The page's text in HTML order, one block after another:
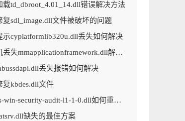
载td_dbroot_4.01_14.dll错误解决方法
复sdl_image.dll文件被破坏的问题
示cyplatformlib320u.dll丢失如何解决
计算机丢失mmapplicationframework.dll解决办法
丢失报错如何解决
复kbdes.dll文件
api-ms-win-security-audit-l1-1-0.dll如何重新安装
缺失的最佳方案